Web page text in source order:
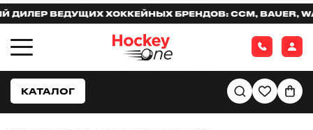
ВЕДУЩИХ ХОККЕЙНЫХ БРЕНДОВ: CCM, BAUER,
КАТАЛОГ